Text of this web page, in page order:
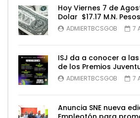
Hoy Viernes 7 de
Dolar $17.17 M.N. Pesos
ADMIERTBCSGOB 7
ISJ da a conocer a
de los Premios
ADMIERTBCSGOB 7
Anuncia SNE nueva